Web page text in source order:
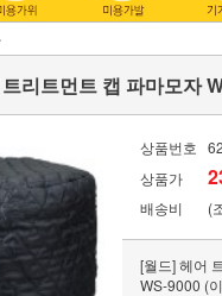
리트먼트 캡 파마모자
상품번호
상품가
배송비
(
[월드] 헤어
WS-9000 (